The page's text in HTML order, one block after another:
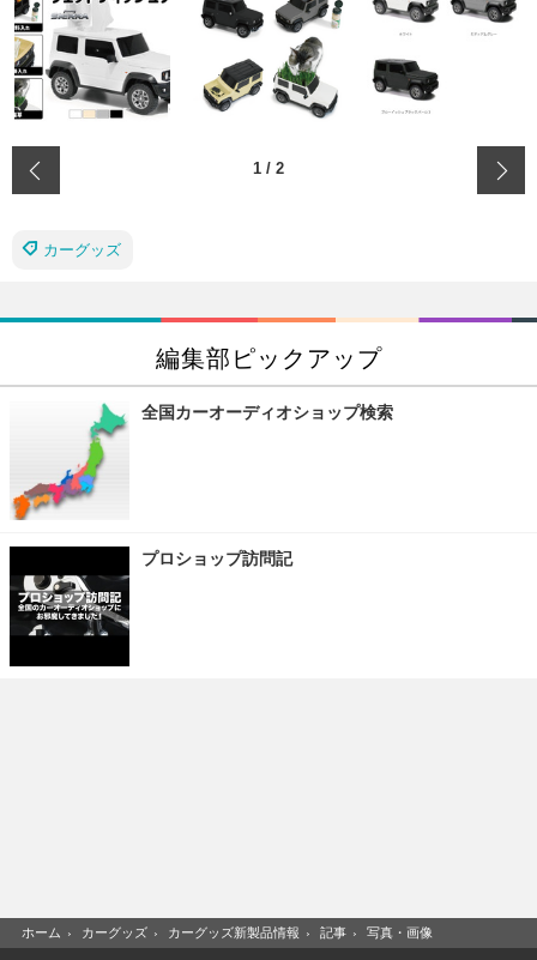
1 / 2
カーグッズ
編集部ピックアップ
全国カーオーディオショップ検索
プロショップ訪問記
ホーム › カーグッズ › カーグッズ新製品情報 › 記事 › 写真・画像